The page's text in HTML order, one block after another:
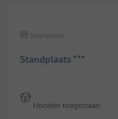
Standplaats ***
Staanplaats
Honden toegestaan